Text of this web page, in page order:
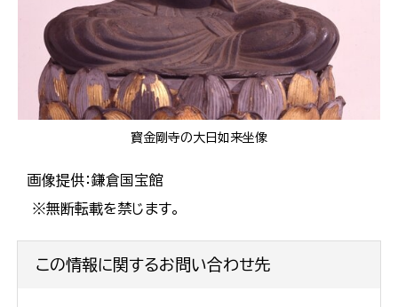
寳金剛寺の大日如来坐像
画像提供：鎌倉国宝館
※無断転載を禁じます。
この情報に関するお問い合わせ先